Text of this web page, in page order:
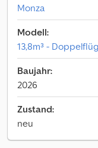
Monza
Modell:
13,8m³ -
Baujahr:
2026
Zustand:
neu